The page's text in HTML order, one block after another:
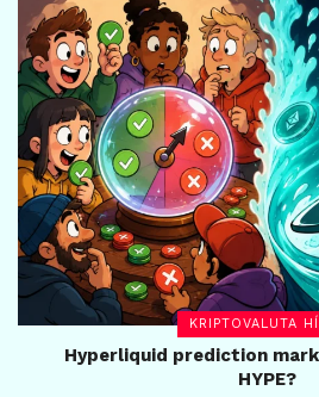
KRIPTOVALUTA
Hyperliquid prediction
HYPE?